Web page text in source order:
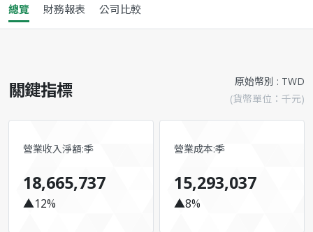
總覽 財務報表 公司比較
關鍵指標
原始幣別 : TWD
(貨幣單位：千元)
營業收入淨額:季
18,665,737
▲12%
營業成本:季
15,293,037
▲8%